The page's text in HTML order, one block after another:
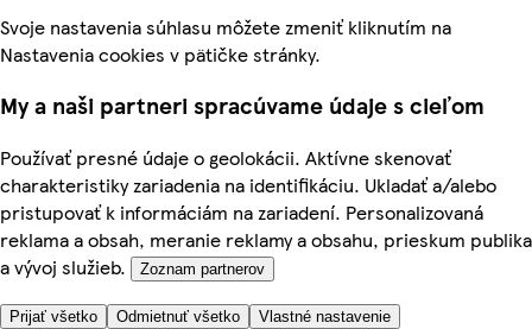
Svoje nastavenia súhlasu môžete zmeniť kliknutím na
Nastavenia cookies v pätičke stránky.
My a naši partneri spracúvame údaje s cieľom
Používať presné údaje o geolokácii. Aktívne skenovať
charakteristiky zariadenia na identifikáciu. Ukladať a/alebo
pristupovať k informáciám na zariadení. Personalizovaná
reklama a obsah, meranie reklamy a obsahu, prieskum publika
a vývoj služieb.
Zoznam partnerov
Prijať všetko Odmietnuť všetko Vlastné nastavenie